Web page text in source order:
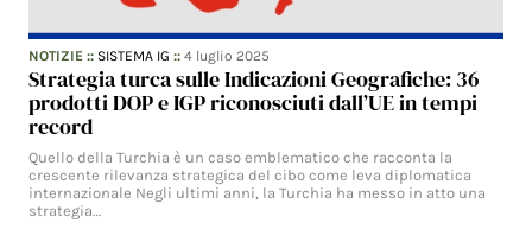
NOTIZIE :: SISTEMA IG ::4 luglio 2025
Strategia turca sulle Indicazioni Geografiche: 36
prodotti DOP e IGP riconosciuti dall’UE in tempi
record
Quello della Turchia è un caso emblematico che racconta la
crescente rilevanza strategica del cibo come leva diplomatica
internazionale Negli ultimi anni, la Turchia ha messo in atto una
strategia…